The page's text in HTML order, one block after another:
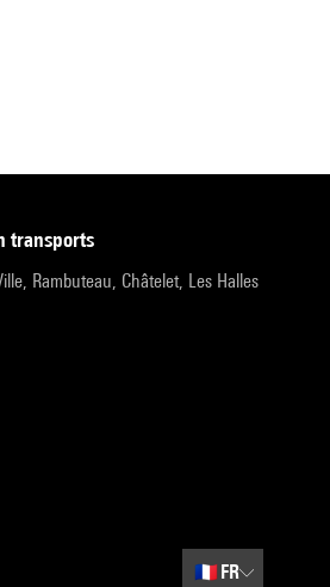
transports
Rambuteau, Châtelet, Les Halles
🇫🇷 FR